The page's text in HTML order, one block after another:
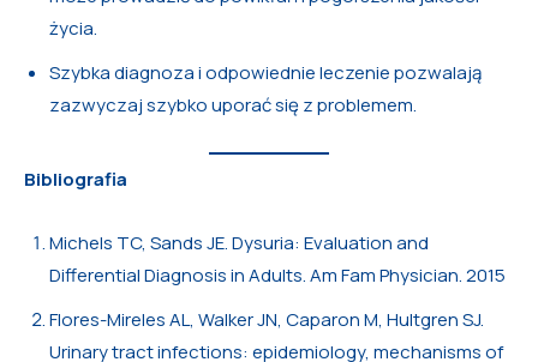
życia.
Szybka diagnoza i odpowiednie leczenie pozwalają
zazwyczaj szybko uporać się z problemem.
Bibliografia
Michels TC, Sands JE. Dysuria: Evaluation and
Differential Diagnosis in Adults. Am Fam Physician. 2015
Flores-Mireles AL, Walker JN, Caparon M, Hultgren SJ.
Urinary tract infections: epidemiology, mechanisms of